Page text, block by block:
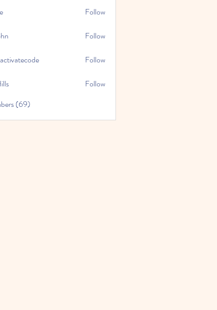
Follow
Follow
Follow
Follow
(69)